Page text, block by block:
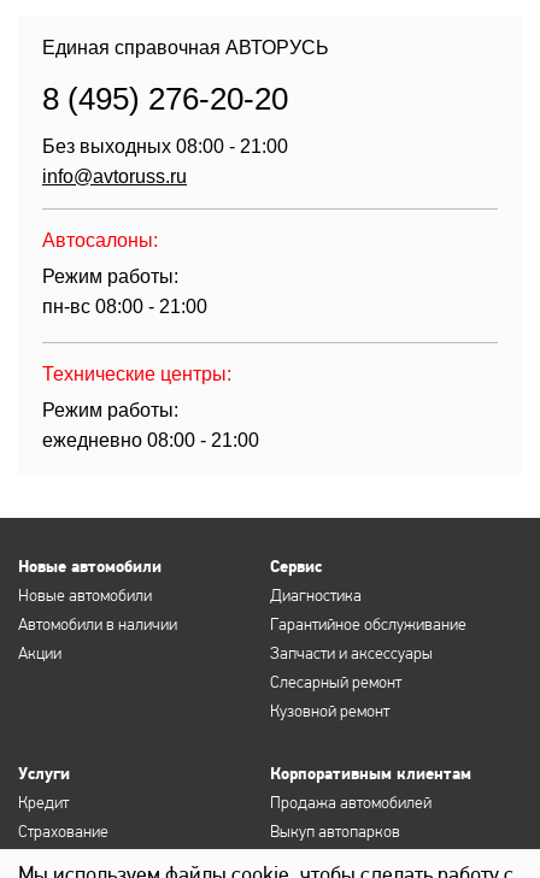
Единая справочная АВТОРУСЬ
8 (495) 276-20-20
Без выходных 08:00 - 21:00
info@avtoruss.ru
Автосалоны:
Режим работы:
пн-вс 08:00 - 21:00
Технические центры:
Режим работы:
ежедневно 08:00 - 21:00
Новые автомобили
Новые автомобили
Автомобили в наличии
Акции
Сервис
Диагностика
Гарантийное обслуживание
Запчасти и аксессуары
Слесарный ремонт
Кузовной ремонт
Услуги
Кредит
Страхование
Продление полисов ОСАГО и
Корпоративным клиентам
Продажа автомобилей
Выкуп автопарков
Сервисное обслуживание